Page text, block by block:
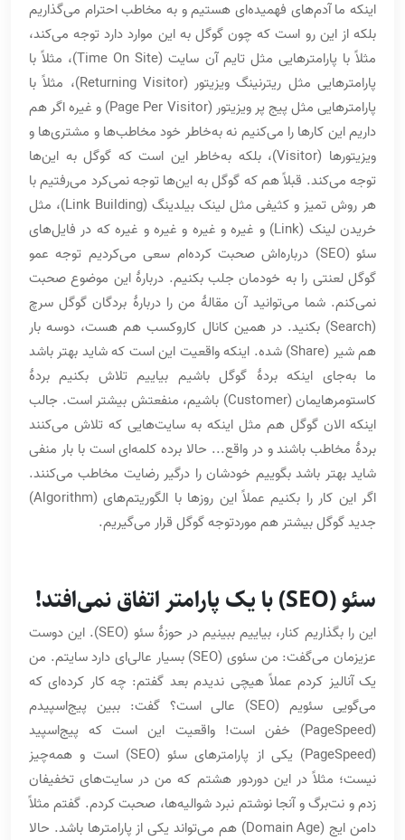
اینکه ما آدم‌های فهمیده‌ای هستیم و به مخاطب احترام می‌گذاریم
بلکه از این رو است که چون گوگل به این موارد دارد توجه می‌کند،
مثلاً با پارامترهایی مثل تایم آن سایت (Time On Site)، مثلاً با
پارامترهایی مثل ریترنینگ ویزیتور (Returning Visitor)، مثلاً با
پارامترهایی مثل پیج پر ویزیتور (Page Per Visitor) و غیره اگر هم
داریم این کارها را می‌کنیم نه به‌خاطر خود مخاطب‌ها و مشتری‌ها و
ویزیتورها (Visitor)، بلکه به‌خاطر این است که گوگل به این‌ها
توجه می‌کند. قبلاً هم که گوگل به این‌ها توجه نمی‌کرد می‌رفتیم با
هر روش تمیز و کثیفی مثل لینک بیلدینگ (Link Building)، مثل
خریدن لینک (Link) و غیره و غیره و غیره و غیره که در فایل‌های
سئو (SEO) درباره‌اش صحبت کرده‌ام سعی می‌کردیم توجه عمو
گوگل لعنتی را به خودمان جلب بکنیم. دربارۀ این موضوع صحبت
نمی‌کنم. شما می‌توانید آن مقالۀ من را دربارۀ بردگان گوگل سرچ
(Search) بکنید. در همین کانال کاروکسب هم هست، دوسه بار
هم شیر (Share) شده. اینکه واقعیت این است که شاید بهتر باشد
ما به‌جای اینکه بردۀ گوگل باشیم بیاییم تلاش بکنیم بردۀ
کاستومرهایمان (Customer) باشیم، منفعتش بیشتر است. جالب
اینکه الان گوگل هم مثل اینکه به سایت‌هایی که تلاش می‌کنند
بردۀ مخاطب باشند و در واقع... حالا برده کلمه‌ای است با بار منفی
شاید بهتر باشد بگوییم خودشان را درگیر رضایت مخاطب می‌کنند.
اگر این کار را بکنیم عملاً این روزها با الگوریتم‌های (Algorithm)‌
جدید گوگل بیشتر هم موردتوجه گوگل قرار می‌گیریم.
سئو (SEO) با یک پارامتر اتفاق نمی‌افتد!
این را بگذاریم کنار، بیاییم ببینیم در حوزۀ سئو (SEO). این دوست
عزیزمان می‌گفت: من سئوی (SEO) بسیار عالی‌ای دارد سایتم. من
یک آنالیز کردم عملاً هیچی ندیدم بعد گفتم: چه کار کرده‌ای که
می‌گویی سئویم (SEO) عالی است؟ گفت: ببین پیج‌اسپیدم
(PageSpeed) خفن است! واقعیت این است که پیج‌اسپید
(PageSpeed) یکی از پارامترهای سئو (SEO) است و همه‌چیز
نیست؛ مثلاً در این دوردور هشتم که من در سایت‌های تخفیفان
زدم و نت‌برگ و آنجا نوشتم نبرد شوالیه‌ها، صحبت کردم. گفتم مثلاً
دامن ایج (Domain Age) هم می‌تواند یکی از پارامترها باشد. حالا